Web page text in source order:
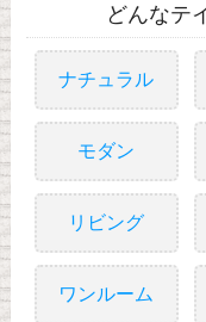
どんなテ
ナチュラル
モダン
リビング
ワンルーム